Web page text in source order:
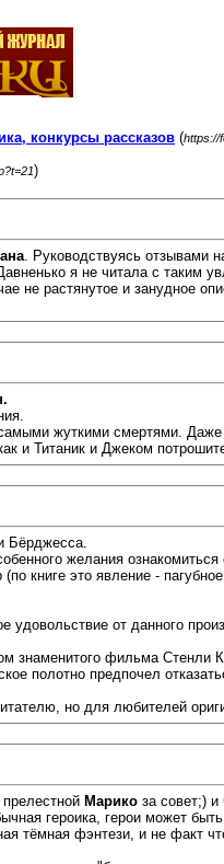
конкурсы рассказов (https://
)
. Руководствуясь отзывами
я не читала с
не растянутое и занудное
жуткими смертями.
и Титаник и Джеком
Бёрджесса.
желания
книге это явление -
удовольствие от данного
знаменитого фильма Стенли
полотно предпочел
но для любителей
Марико за совет;)
героика, герои может
тёмная фэнтези, и не факт